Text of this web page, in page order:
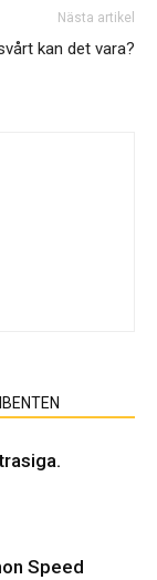
Nästa artikel
kan det vara?
Speed